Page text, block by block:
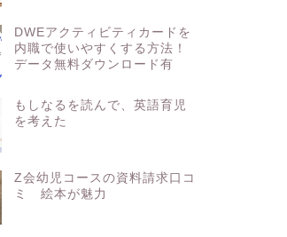
DWEアクティビティカードを
内職で使いやすくする方法！
データ無料ダウンロード有
もしなるを読んで、英語育児
を考えた
Z会幼児コースの資料請求口コ
ミ 絵本が魅力